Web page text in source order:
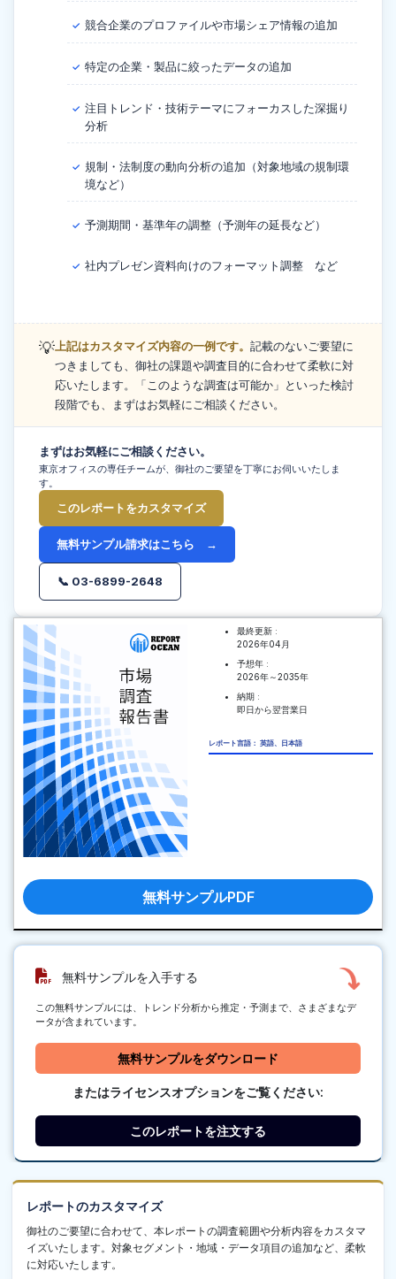
✓ 競合企業のプロファイルや市場シェア情報の追加
✓ 特定の企業・製品に絞ったデータの追加
✓ 注目トレンド・技術テーマにフォーカスした深掘り
分析
✓ 規制・法制度の動向分析の追加（対象地域の規制環
境など）
✓ 予測期間・基準年の調整（予測年の延長など）
✓ 社内プレゼン資料向けのフォーマット調整 など
💡上記はカスタマイズ内容の一例です。 記載のないご要望に
つきましても、御社の課題や調査目的に合わせて柔軟に対
応いたします。「このような調査は可能か」といった検討
段階でも、まずはお気軽にご相談ください。
まずはお気軽にご相談ください。
東京オフィスの専任チームが、御社のご要望を丁寧にお伺いいたしま
す。
このレポートをカスタマイズ
無料サンプル請求はこちら →
📞 03-6899-2648
最終更新 :
2026年04月
予想年 :
2026年～2035年
納期 :
即日から翌営業日
レポート言語： 英語、日本語
無料サンプルPDF
無料サンプルを入手する
この無料サンプルには、トレンド分析から推定・予測まで、さまざまなデ
ータが含まれています。
無料サンプルをダウンロード
またはライセンスオプションをご覧ください:
このレポートを注文する
レポートのカスタマイズ
御社のご要望に合わせて、本レポートの調査範囲や分析内容をカスタマ
イズいたします。対象セグメント・地域・データ項目の追加など、柔軟
に対応いたします。